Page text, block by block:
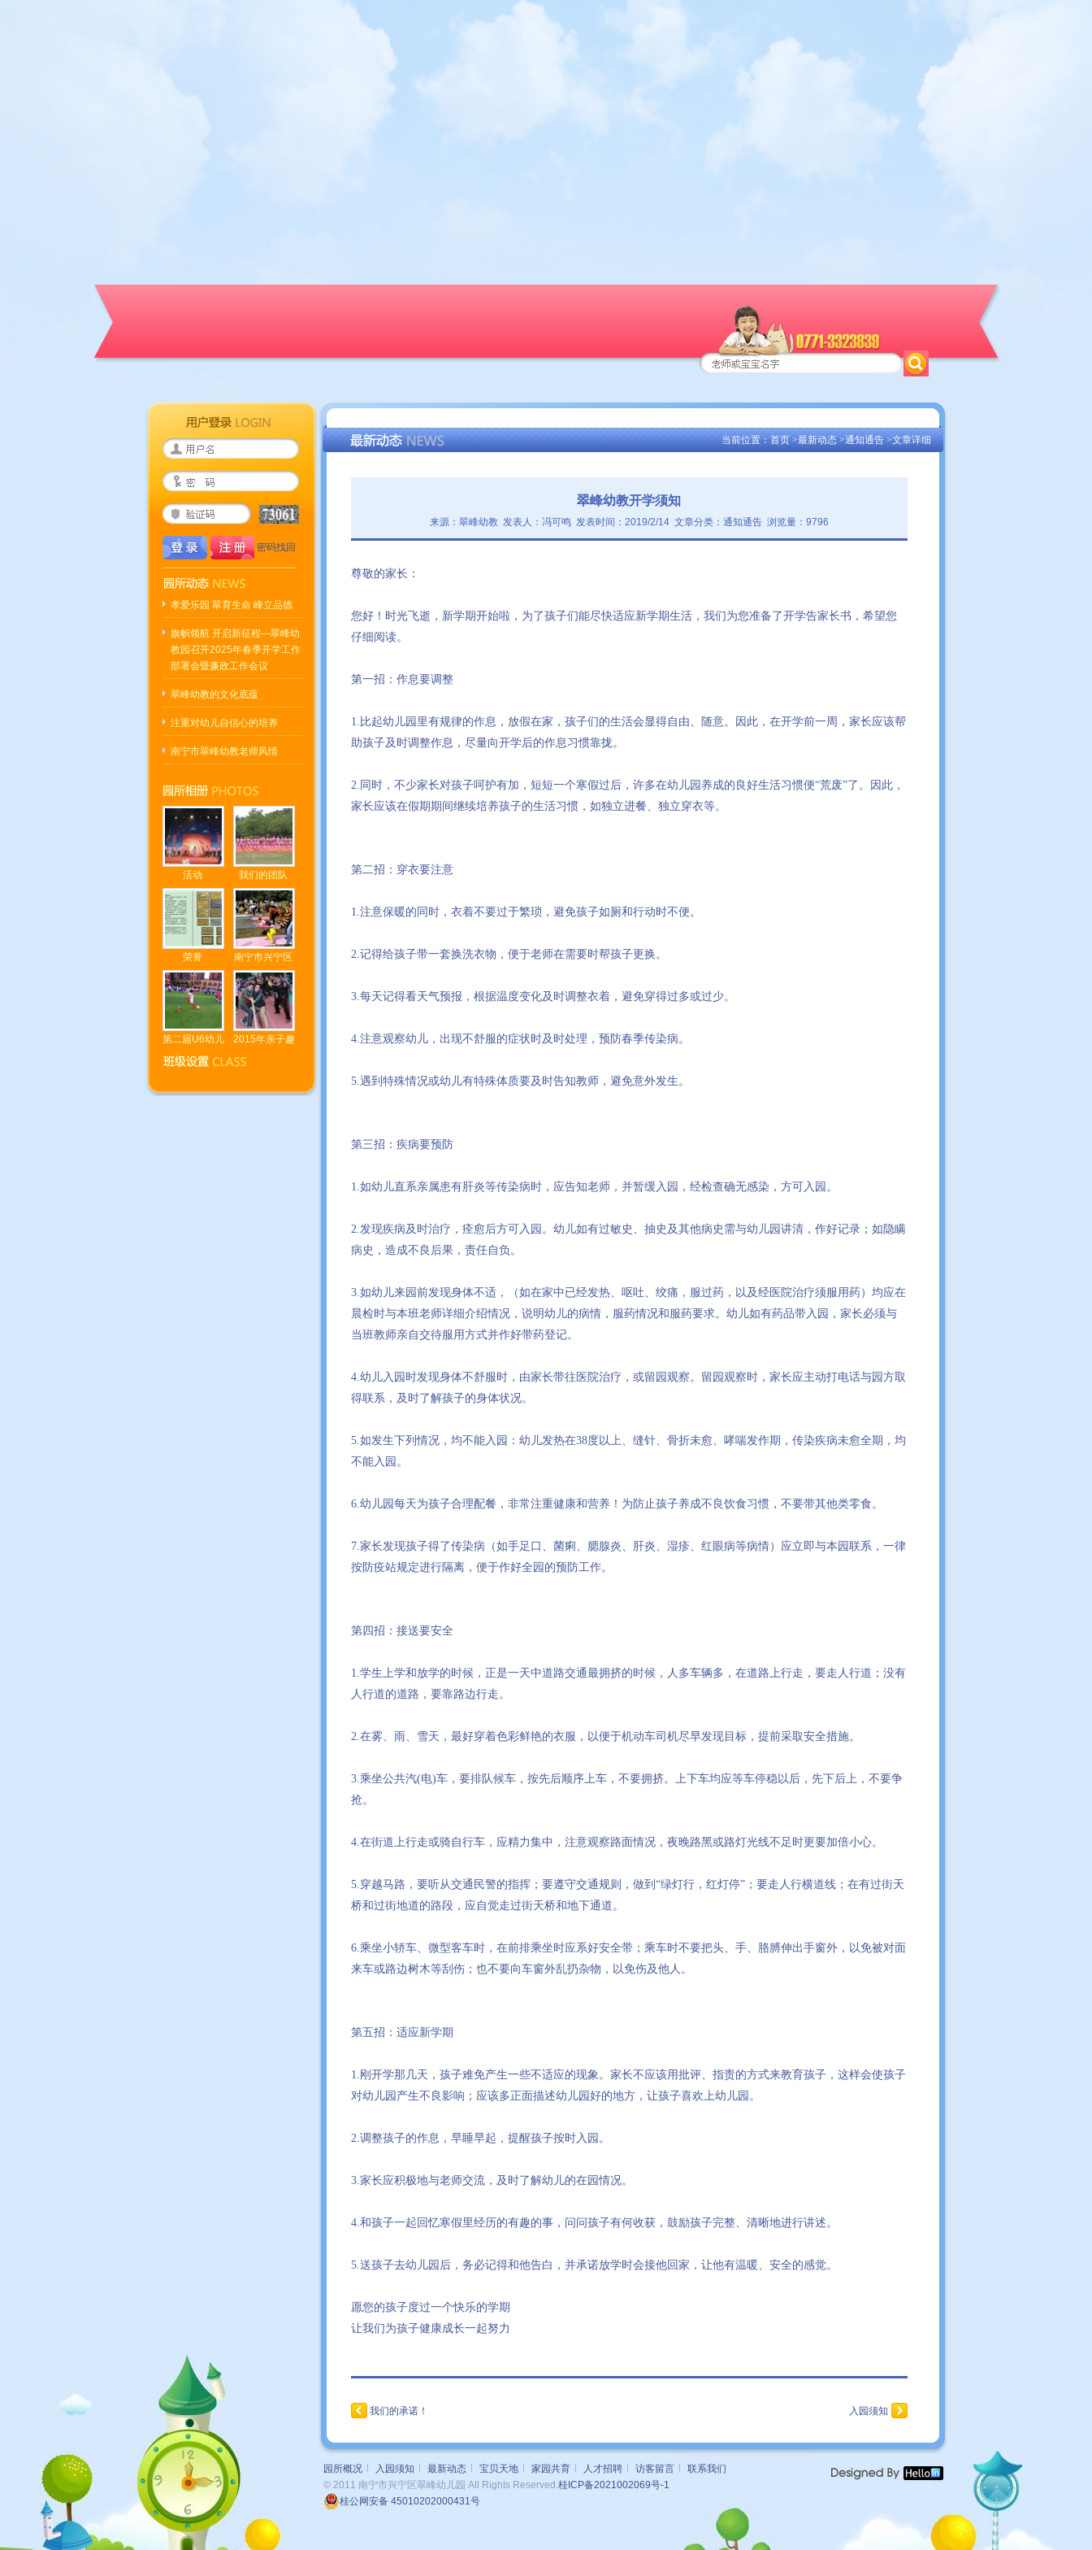
密码找回
孝爱乐园 翠育生命 峰立品德
旗帜领航 开启新征程—翠峰幼
教园召开2025年春季开学工作
部署会暨廉政工作会议
翠峰幼教的文化底蕴
注重对幼儿自信心的培养
南宁市翠峰幼教老师风情
活动 我们的团队
荣誉 南宁市兴宁区
第二届U6幼儿 2015年亲子趣
当前位置： 首页>最新动态>通知通告>文章详细
翠峰幼教开学须知
来源：翠峰幼教 发表人：冯可鸣 发表时间：2019/2/14 文章分类：通知通告 浏览量：9796
尊敬的家长：
您好！时光飞逝，新学期开始啦，为了孩子们能尽快适应新学期生活，我们为您准备了开学告家长书，希望您
仔细阅读。
第一招：作息要调整
1.比起幼儿园里有规律的作息，放假在家，孩子们的生活会显得自由、随意。因此，在开学前一周，家长应该帮
助孩子及时调整作息，尽量向开学后的作息习惯靠拢。
2.同时，不少家长对孩子呵护有加，短短一个寒假过后，许多在幼儿园养成的良好生活习惯便“荒废”了。因此，
家长应该在假期期间继续培养孩子的生活习惯，如独立进餐、独立穿衣等。
第二招：穿衣要注意
1.注意保暖的同时，衣着不要过于繁琐，避免孩子如厕和行动时不便。
2.记得给孩子带一套换洗衣物，便于老师在需要时帮孩子更换。
3.每天记得看天气预报，根据温度变化及时调整衣着，避免穿得过多或过少。
4.注意观察幼儿，出现不舒服的症状时及时处理，预防春季传染病。
5.遇到特殊情况或幼儿有特殊体质要及时告知教师，避免意外发生。
第三招：疾病要预防
1.如幼儿直系亲属患有肝炎等传染病时，应告知老师，并暂缓入园，经检查确无感染，方可入园。
2.发现疾病及时治疗，痊愈后方可入园。幼儿如有过敏史、抽史及其他病史需与幼儿园讲清，作好记录；如隐瞒
病史，造成不良后果，责任自负。
3.如幼儿来园前发现身体不适，（如在家中已经发热、呕吐、绞痛，服过药，以及经医院治疗须服用药）均应在
晨检时与本班老师详细介绍情况，说明幼儿的病情，服药情况和服药要求。幼儿如有药品带入园，家长必须与
当班教师亲自交待服用方式并作好带药登记。
4.幼儿入园时发现身体不舒服时，由家长带往医院治疗，或留园观察。留园观察时，家长应主动打电话与园方取
得联系，及时了解孩子的身体状况。
5.如发生下列情况，均不能入园：幼儿发热在38度以上、缝针、骨折未愈、哮喘发作期，传染疾病未愈全期，均
不能入园。
6.幼儿园每天为孩子合理配餐，非常注重健康和营养！为防止孩子养成不良饮食习惯，不要带其他类零食。
7.家长发现孩子得了传染病（如手足口、菌痢、腮腺炎、肝炎、湿疹、红眼病等病情）应立即与本园联系，一律
按防疫站规定进行隔离，便于作好全园的预防工作。
第四招：接送要安全
1.学生上学和放学的时候，正是一天中道路交通最拥挤的时候，人多车辆多，在道路上行走，要走人行道；没有
人行道的道路，要靠路边行走。
2.在雾、雨、雪天，最好穿着色彩鲜艳的衣服，以便于机动车司机尽早发现目标，提前采取安全措施。
3.乘坐公共汽(电)车，要排队候车，按先后顺序上车，不要拥挤。上下车均应等车停稳以后，先下后上，不要争
抢。
4.在街道上行走或骑自行车，应精力集中，注意观察路面情况，夜晚路黑或路灯光线不足时更要加倍小心。
5.穿越马路，要听从交通民警的指挥；要遵守交通规则，做到“绿灯行，红灯停”；要走人行横道线；在有过街天
桥和过街地道的路段，应自觉走过街天桥和地下通道。
6.乘坐小轿车、微型客车时，在前排乘坐时应系好安全带；乘车时不要把头、手、胳膊伸出手窗外，以免被对面
来车或路边树木等刮伤；也不要向车窗外乱扔杂物，以免伤及他人。
第五招：适应新学期
1.刚开学那几天，孩子难免产生一些不适应的现象。家长不应该用批评、指责的方式来教育孩子，这样会使孩子
对幼儿园产生不良影响；应该多正面描述幼儿园好的地方，让孩子喜欢上幼儿园。
2.调整孩子的作息，早睡早起，提醒孩子按时入园。
3.家长应积极地与老师交流，及时了解幼儿的在园情况。
4.和孩子一起回忆寒假里经历的有趣的事，问问孩子有何收获，鼓励孩子完整、清晰地进行讲述。
5.送孩子去幼儿园后，务必记得和他告白，并承诺放学时会接他回家，让他有温暖、安全的感觉。
愿您的孩子度过一个快乐的学期
让我们为孩子健康成长一起努力
我们的承诺！ 入园须知
园所概况 入园须知 最新动态 宝贝天地 家园共育 人才招聘 访客留言
联系我们
© 2011 南宁市兴宁区翠峰幼儿园 All Rights Reserved.桂ICP备2021002069号-1
桂公网安备 45010202000431号